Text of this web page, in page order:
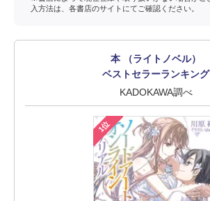
入方法は、各書店のサイトにてご確認ください。
本 （ライトノベル）
ベストセラーランキング
KADOKAWA調べ
1位